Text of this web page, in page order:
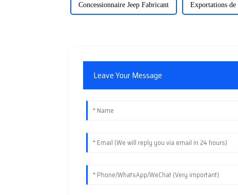
Concessionnaire Jeep Fabricant Exportations
Leave Your Message